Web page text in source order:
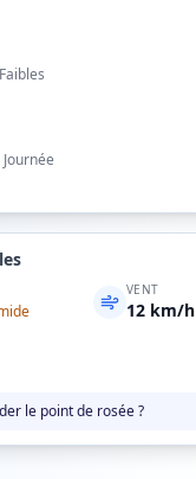
VENT
12 km/h
le point de rosée ?